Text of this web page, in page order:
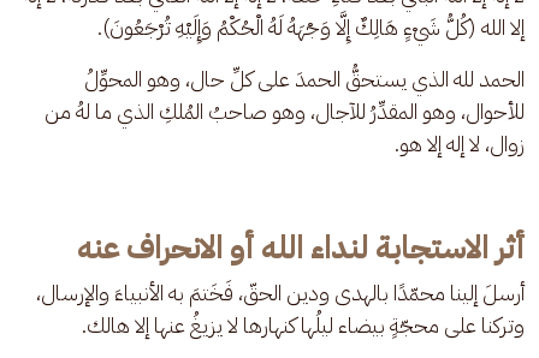
إلا الله (كُلُّ شَيْءٍ هَالِكٌ إِلَّا وَجْهَهُ لَهُ الْحُكْمُ وَإِلَيْهِ تُرْجَعُونَ).
الحمد لله الذي يستحقُّ الحمدَ على كلِّ حال، وهو المحوِّلُ
للأحوال، وهو المقدِّرُ للآجال، وهو صاحبُ المُلكِ الذي ما لهُ من
زوال، لا إله إلا هو.
أثر الاستجابة لنداء الله أو الانحراف عنه
أرسلَ إلينا محمّدًا بالهدى ودين الحقّ، فَخَتمَ به الأنبياءَ والإرسال،
وتركنا على محجّةٍ بيضاء ليلُها كنهارها لا يزيغُ عنها إلا هالك.